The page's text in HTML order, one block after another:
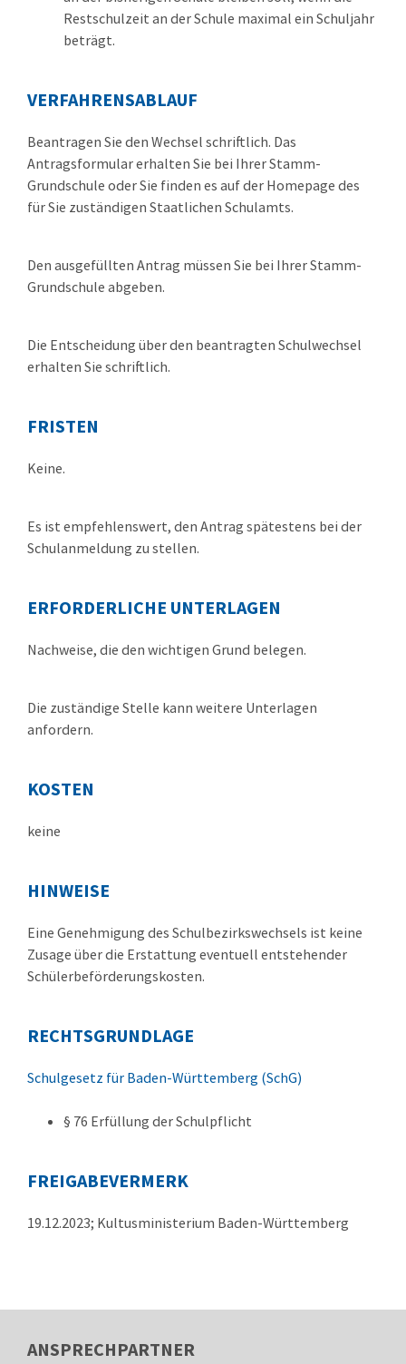
Restschulzeit an der Schule maximal ein Schuljahr
beträgt.
VERFAHRENSABLAUF
Beantragen Sie den Wechsel schriftlich. Das
Antragsformular erhalten Sie bei Ihrer Stamm-
Grundschule oder Sie finden es auf der Homepage des
für Sie zuständigen Staatlichen Schulamts.
Den ausgefüllten Antrag müssen Sie bei Ihrer Stamm-
Grundschule abgeben.
Die Entscheidung über den beantragten Schulwechsel
erhalten Sie schriftlich.
FRISTEN
Keine.
Es ist empfehlenswert, den Antrag spätestens bei der
Schulanmeldung zu stellen.
ERFORDERLICHE UNTERLAGEN
Nachweise, die den wichtigen Grund belegen.
Die zuständige Stelle kann weitere Unterlagen
anfordern.
KOSTEN
keine
HINWEISE
Eine Genehmigung des Schulbezirkswechsels ist keine
Zusage über die Erstattung eventuell entstehender
Schülerbeförderungskosten.
RECHTSGRUNDLAGE
Schulgesetz für Baden-Württemberg (SchG)
§ 76 Erfüllung der Schulpflicht
FREIGABEVERMERK
19.12.2023; Kultusministerium Baden-Württemberg
ANSPRECHPARTNER